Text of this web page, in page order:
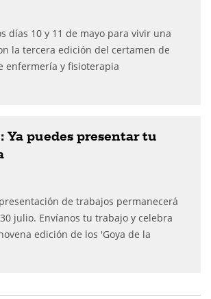
días 10 y 11 de mayo para vivir una
la tercera edición del certamen de
enfermería y fisioterapia
Ya puedes presentar tu
de trabajos permanecerá
julio. Envíanos tu trabajo y celebra
edición de los 'Goya de la